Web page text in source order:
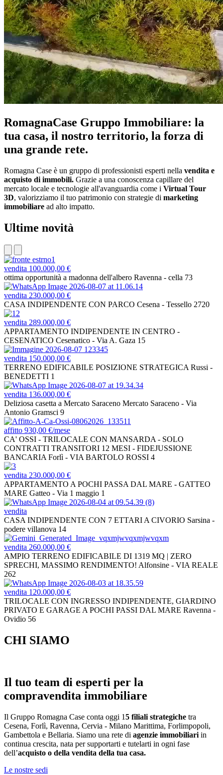
RomagnaCase Gruppo Immobiliare: la
tua casa, il nostro territorio, la forza di
una grande rete.
Romagna Case è un gruppo di professionisti esperti nella vendita e
acquisto di immobili. Grazie a una conoscenza capillare del
mercato locale e tecnologie all'avanguardia come i Virtual Tour
3D, valorizziamo il tuo patrimonio con strategie di marketing
immobiliare ad alto impatto.
Ultime novità
vendita 100.000,00 €
ottima opportunità a madonna dell'albero Ravenna - cella 73
vendita 230.000,00 €
CASA INDIPENDENTE CON PARCO Cesena - Tessello 2720
vendita 289.000,00 €
APPARTAMENTO INDIPENDENTE IN CENTRO -
CESENATICO Cesenatico - Via A. Gaza 15
vendita 150.000,00 €
TERRENO EDIFICABILE POSIZIONE STRATEGICA Russi -
BENEDETTI 1
vendita 136.000,00 €
Deliziosa casetta a Mercato Saraceno Mercato Saraceno - Via
Antonio Gramsci 9
affitto 930,00 €/mese
CA' OSSI - TRILOCALE CON MANSARDA - SOLO
CONTRATTI TRANSITORI 12 MESI - FIDEJUSSIONE
BANCARIA Forlì - VIA BARTOLO ROSSI 4
vendita 230.000,00 €
APPARTAMENTO A POCHI PASSA DAL MARE - GATTEO
MARE Gatteo - Via 1 maggio 1
vendita
CASA INDIPENDENTE CON 7 ETTARI A CIVORIO Sarsina -
podere villanova 14
vendita 260.000,00 €
AMPIO TERRENO EDIFICABILE DI 1319 MQ | ZERO
SPRECHI, MASSIMO RENDIMENTO! Alfonsine - VIA REALE
262
vendita 120.000,00 €
TRILOCALE CON INGRESSO INDIPENDENTE, GIARDINO
PRIVATO E GARAGE A POCHI PASSI DAL MARE Ravenna -
Ovidio 56
CHI SIAMO
Il tuo team di esperti per la
compravendita immobiliare
Il Gruppo Romagna Case conta oggi 15 filiali strategiche tra
Cesena, Forlì, Ravenna, Cervia - Milano Marittima, Forlimpopoli,
Gambettola e Bellaria. Siamo una rete di agenzie immobiliari in
continua crescita, nata per supportarti e tutelarti in ogni fase
dell’acquisto o della vendita della tua casa.
Le nostre sedi